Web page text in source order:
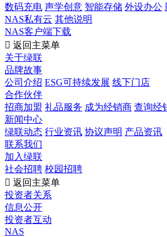
数码充电 声学创意 智能存储 外设办公
NAS私有云 其他说明
NAS客户端下载
 返回主菜单
关于绿联
品牌故事
公司介绍 ESG可持续发展 线下门店
合作伙伴
招商加盟 礼品服务 成为经销商 查询经
新闻中心
绿联动态 行业资讯 协议声明 产品资讯
联系我们
加入绿联
社会招聘 校园招聘
 返回主菜单
投资者关系
信息公开
投资者互动
NAS